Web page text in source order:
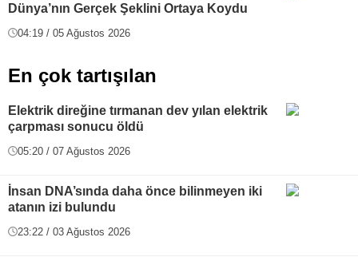
Dünya’nın Gerçek Şeklini Ortaya Koydu
04:19 / 05 Ağustos 2026
En çok tartışılan
Elektrik direğine tırmanan dev yılan elektrik
çarpması sonucu öldü
05:20 / 07 Ağustos 2026
İnsan DNA’sında daha önce bilinmeyen iki
atanın izi bulundu
23:22 / 03 Ağustos 2026